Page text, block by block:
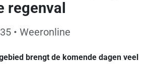
regenval
• Weeronline
brengt de komende dagen veel